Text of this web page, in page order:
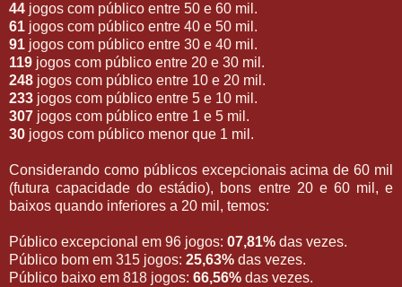
44 jogos com público entre 50 e 60 mil.
61 jogos com público entre 40 e 50 mil.
91 jogos com público entre 30 e 40 mil.
119 jogos com público entre 20 e 30 mil.
248 jogos com público entre 10 e 20 mil.
233 jogos com público entre 5 e 10 mil.
307 jogos com público entre 1 e 5 mil.
30 jogos com público menor que 1 mil.
Considerando como públicos excepcionais acima de 60 mil
(futura capacidade do estádio), bons entre 20 e 60 mil, e
baixos quando inferiores a 20 mil, temos:
Público excepcional em 96 jogos: 07,81% das vezes.
Público bom em 315 jogos: 25,63% das vezes.
Público baixo em 818 jogos: 66,56% das vezes.